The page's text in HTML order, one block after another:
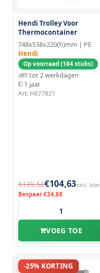
Hendi Trolley Voor
Thermocontainer
748x538x220(h)mm | PE
Hendi
Op voorraad (104 stuks)
1 tot 2 werkdagen
1 jaar
Art: H877821
€139,50€104,63excl. btw
Bespaar €34,88
VOEG TOE
-25% KORTING